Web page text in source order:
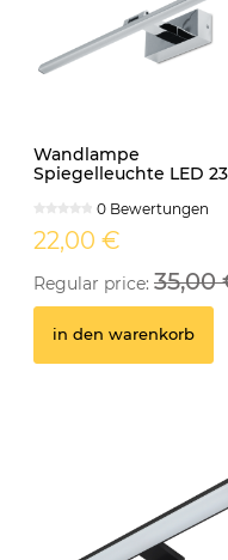
Wandlampe
Spiegelleuchte LED
schwenkbar chrom
0 Bewertungen
22,00 €
Regular price: 35,00
in den warenkorb